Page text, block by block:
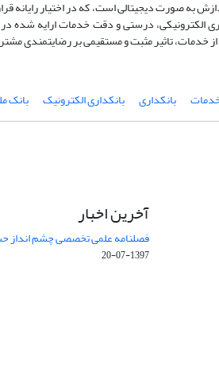
به صورت دیجیتالی است، که در اختیار
الکترونیکی، درستی و دقت خدمات ارایه شده
خدمات، تاثیر مثبت و مستقیمی بر رضایتمندی
بانکداری بانکداری الکترونیک بانک
آخرین اخبار
فصلنامه علمی تخصصی چشم انداز
1397-07-20